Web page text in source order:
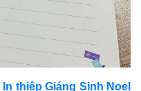
In thiệp Giáng Sinh Noel